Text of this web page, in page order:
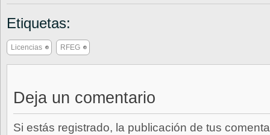
Etiquetas:
Licencias RFEG
Deja un comentario
Si estás registrado, la publicación de tus